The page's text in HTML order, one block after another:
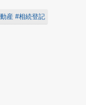
産 #相続登記